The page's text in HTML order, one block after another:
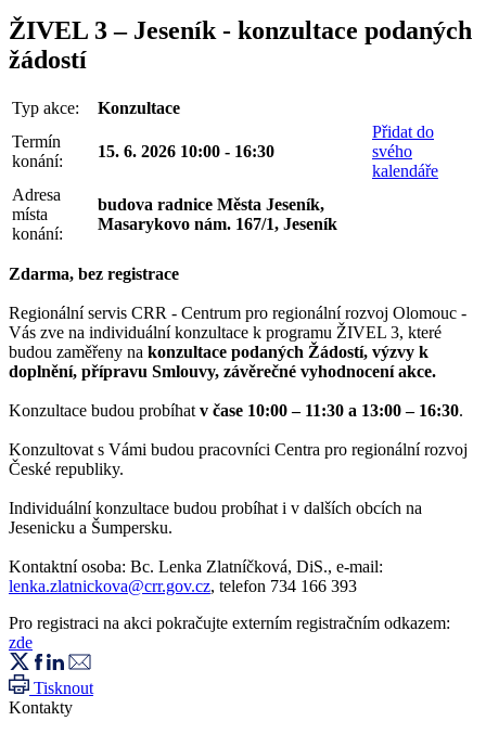
ŽIVEL 3 – Jeseník - konzultace podaných
žádostí
Typ akce:
Konzultace
Termín
konání:
15. 6. 2026 10:00 - 16:30
Přidat do
svého
kalendáře
Adresa
místa
konání:
budova radnice Města Jeseník,
Masarykovo nám. 167/1, Jeseník
Zdarma, bez registrace
Regionální servis CRR - Centrum pro regionální rozvoj Olomouc -
Vás zve na individuální konzultace k programu ŽIVEL 3, které
budou zaměřeny na konzultace podaných Žádostí, výzvy k
doplnění, přípravu Smlouvy, závěrečné vyhodnocení akce.
Konzultace budou probíhatv čase 10:00 – 11:30 a 13:00 – 16:30.
Konzultovat s Vámi budou pracovníci Centra pro regionální rozvoj
České republiky.
Individuální konzultace budou probíhat i v dalších obcích na
Jesenicku a Šumpersku.
Kontaktní osoba: Bc. Lenka Zlatníčková, DiS., e-mail:
lenka.zlatnickova@crr.gov.cz, telefon 734 166 393
Pro registraci na akci pokračujte externím registračním odkazem:
zde
Tisknout
Kontakty